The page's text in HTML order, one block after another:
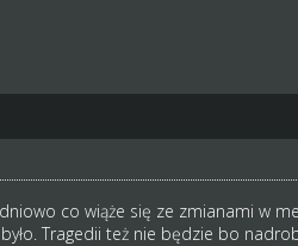
co wiąże się ze zmianami w
Tragedii też nie będzie bo